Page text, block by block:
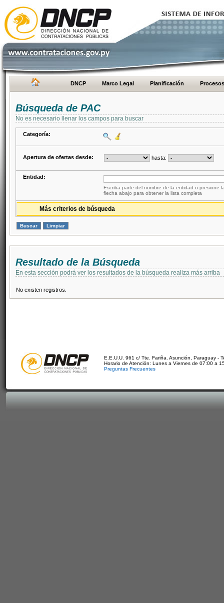
DNCP Marco Legal Planificación Procesos
Búsqueda de PAC
No es necesario llenar los campos para buscar
Categoría:
Apertura de ofertas desde: hasta:
Entidad:
Escriba parte del nombre de la entidad o presione
flecha abajo para obtener la lista completa
Más criterios de búsqueda
Resultado de la Búsqueda
En esta sección podrá ver los resultados de la búsqueda realiza más arriba
No existen registros.
E.E.U.U. 961 c/ Tte. Fariña. Asunción, Paraguay -
Horario de Atención: Lunes a Viernes de 07:00 a
Preguntas Frecuentes